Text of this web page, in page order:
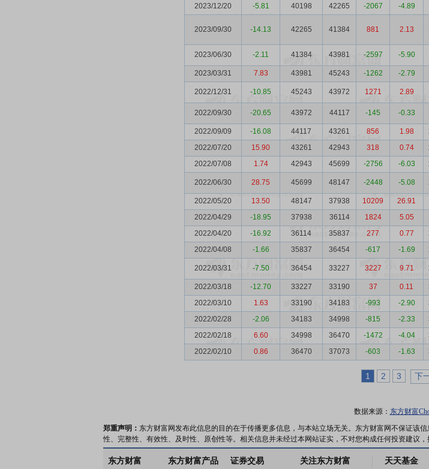
2023/12/20 -5.81 40198 42265 -2067 -4.89
2023/09/30 -14.13 42265 41384 881 2.13
2023/06/30 -2.11 41384 43981 -2597 -5.90
2023/03/31 7.83 43981 45243 -1262 -2.79
2022/12/31 -10.85 45243 43972 1271 2.89
2022/09/30 -20.65 43972 44117 -145 -0.33
2022/09/09 -16.08 44117 43261 856 1.98
2022/07/20
15.90 43261 42943 318 0.74
2022/07/08
1.74 42943 45699 -2756 -6.03
2022/06/30 28.75 45699 48147 -2448 -5.08
2022/05/20 13.50 48147 37938 10209 26.91
2022/04/29
-18.95 37938 36114 1824 5.05
2022/04/20
-16.92 36114 35837 277 0.77
2022/04/08
-1.66 35837 36454 -617 -1.69
2022/03/31 -7.50 36454 33227 3227 9.71
2022/03/18 -12.70 33227 33190 37 0.11
2022/03/10
1.63 33190 34183 -993 -2.90
2022/02/28
-2.06 34183 34998 -815 -2.33
2022/02/18
6.60 34998 36470 -1472 -4.04
2022/02/10
0.86 36470 37073 -603 -1.63
1 2 3 下
数据来源： 东方财富
郑重声明： 东方财富网发布此信息的目的在于传播更多信息，与本站立场无关。东方财富网不保证该
性、完整性、有效性、及时性、原创性等。相关信息并未经过本网站证实，不对您构成任何投资建议，
东方财富 东方财富产品 证券交易 关注东方财富 天天基金